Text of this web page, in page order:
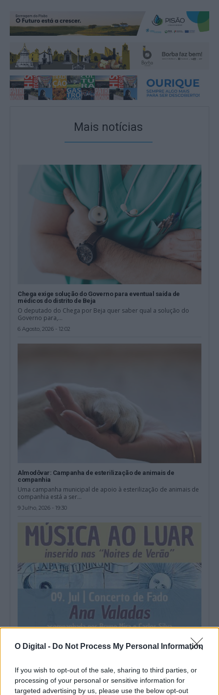
O Digital - Do Not Process My Personal Information
If you wish to opt-out of the sale, sharing to third parties, or
processing of your personal or sensitive information for
targeted advertising by us, please use the below opt-out
Mais notícias
Chega exige solução do Governo para eventual saída de
médicos do distrito de Beja
O deputado do Chega por Beja quer saber qual a solução do
Governo para,...
6 Agosto, 2026 - 12:02
Almodôvar: Campanha de esterilização de animais de
companhia
Uma campanha municipal de apoio à esterilização de animais de
companhia está a ser...
9 Julho, 2026 - 19:30
Almodôvar: Convento de Nossa Senhora da Conceição oferece
O Convento de Nossa Senhora da Conceição, em Almodôvar, no
distrito de Beja, vai...
9 Julho, 2026 - 07:00